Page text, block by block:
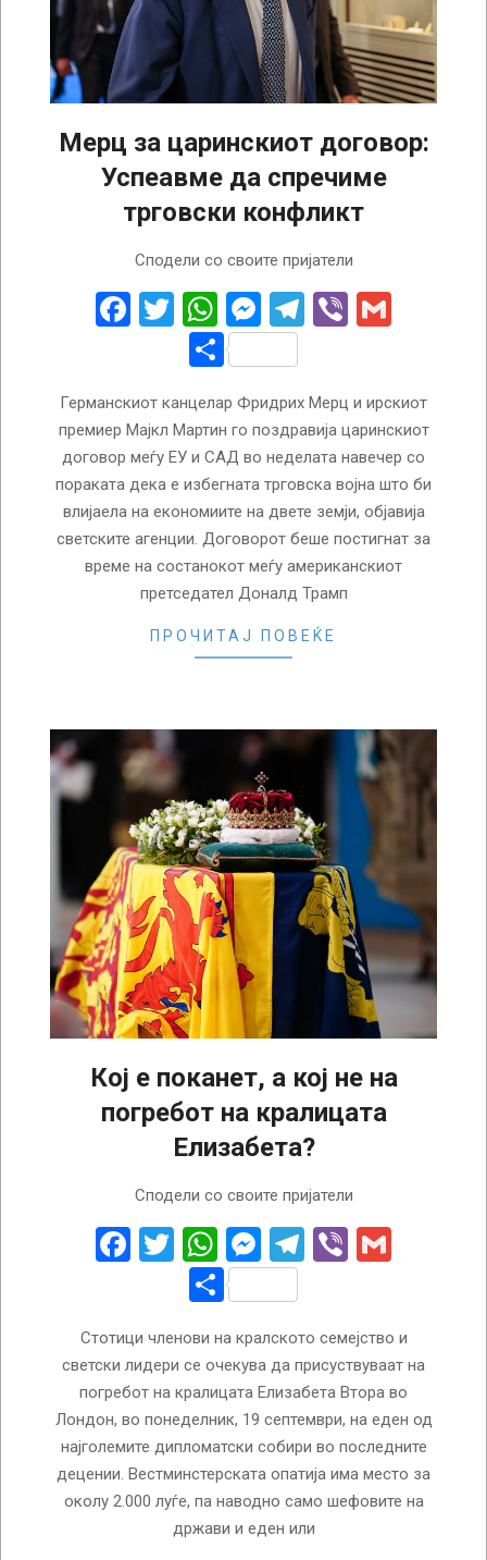
Мерц за царинскиот договор:
Успеавме да спречиме
трговски конфликт
Сподели со своите пријатели
Facebook
Twitter
WhatsApp
Messenger
Telegram
Viber
Share
Германскиот канцелар Фридрих Мерц и ирскиот
премиер Мајкл Мартин го поздравија царинскиот
договор меѓу ЕУ и САД во неделата навечер со
пораката дека е избегната трговска војна што би
влијаела на економиите на двете земји, објавија
светските агенции. Договорот беше постигнат за
време на состанокот меѓу американскиот
претседател Доналд Трамп
ПРОЧИТАЈ ПОВЕЌЕ
Кој е поканет, а кој не на
погребот на кралицата
Елизабета?
Сподели со своите пријатели
Facebook
Twitter
WhatsApp
Messenger
Telegram
Viber
Share
Стотици членови на кралското семејство и
светски лидери се очекува да присуствуваат на
погребот на кралицата Елизабета Втора во
Лондон, во понеделник, 19 септември, на еден од
најголемите дипломатски собири во последните
децении. Вестминстерската опатија има место за
околу 2.000 луѓе, па наводно само шефовите на
држави и еден или